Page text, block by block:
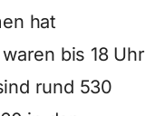
hat
bis 18 Uhr
rund 530